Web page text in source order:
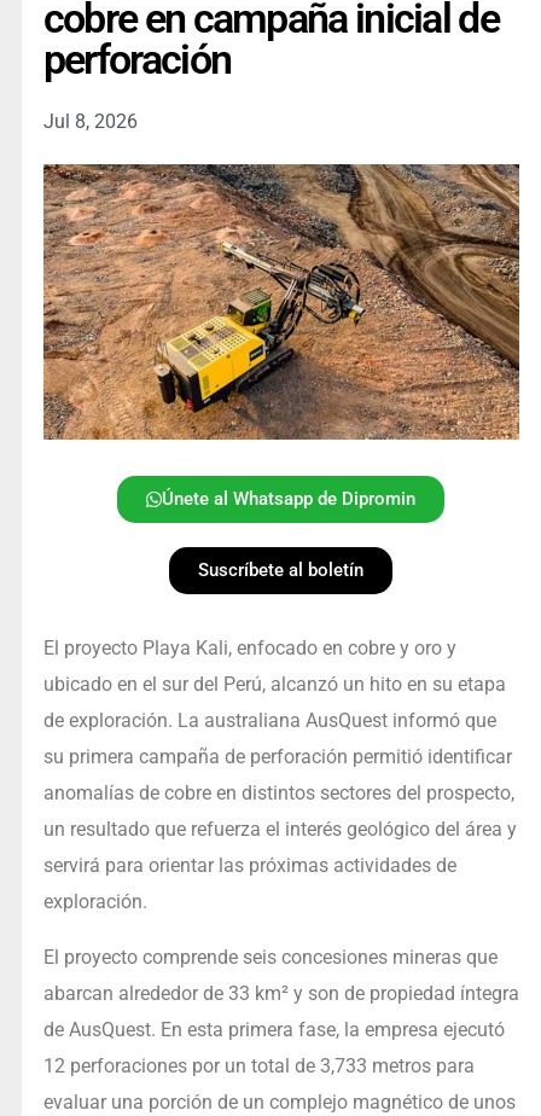
cobre en campaña inicial de
perforación
Jul 8, 2026
Únete al Whatsapp de Dipromin
Suscríbete al boletín
El proyecto Playa Kali, enfocado en cobre y oro y
ubicado en el sur del Perú, alcanzó un hito en su etapa
de exploración. La australiana AusQuest informó que
su primera campaña de perforación permitió identificar
anomalías de cobre en distintos sectores del prospecto,
un resultado que refuerza el interés geológico del área y
servirá para orientar las próximas actividades de
exploración.
El proyecto comprende seis concesiones mineras que
abarcan alrededor de 33 km² y son de propiedad íntegra
de AusQuest. En esta primera fase, la empresa ejecutó
12 perforaciones por un total de 3,733 metros para
evaluar una porción de un complejo magnético de unos